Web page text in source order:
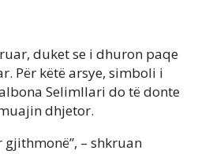
duket se i dhuron paqe
Për këtë arsye, simboli i
Selimllari do të donte
dhjetor.
gjithmonë”, – shkruan